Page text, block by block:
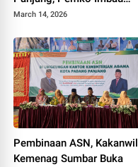
Warga Tetap Waspada
March 14, 2026
Pembinaan ASN, Kakanwil
Kemenag Sumbar Buka